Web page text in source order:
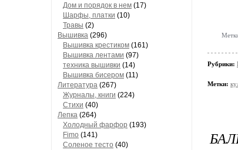
Дом и порядок в нем (17)
Шарфы, платки (10)
Травы (2)
Вышивка (296)
Вышивка крестиком (161)
Вышивка лентами (97)
техника вышивки (14)
Вышивка бисером (11)
Литература (267)
Журналы, книги (224)
Стихи (40)
Лепка (264)
Холодный фарфор (193)
Fimo (141)
Соленое тесто (40)
Рубрики:
Метки: